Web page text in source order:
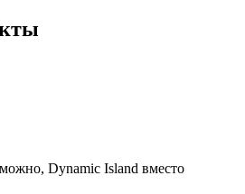
Dynamic Island вместо